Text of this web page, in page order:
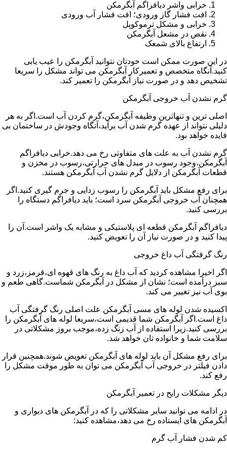
خرابی واشر دیافراگم آبگرمکن
افت فشار گاز ورودی؛ افت فشار آب ورودی
خرابی و مشکل ترموکوپل
نقص در مشعل آبگرمکن
ارتفاع بالای شمعک
در این صورت ممکن است خودتان نتوانید آبگرمکن را عیب یابی
کنید.آنگاه متخصص و تعمیرکار آبگرمکن می تواند مشکل را سریعا
تشخیص دهد و در صورت نیاز آبگرمکن را تعمیر کند.
گرم نشدن آب خروجی آبگرمکن
اصلی ترین و تنهاترین وظیفه آبگرمکن،گرم کردن آب است.اگر به هر
دلیلی نتواند از عهده گرم شدن آب برآید،آنگاه وجودش در ساختمان بی
فایده خواهد بود.
گرم نشدن آب به علت های متفاوتی رخ می دهد.خرابی دیافراگم
آبگرمکن،وجود رسوب در مبدل های حرارتی،رسوب در مخزن و
قطعات آبگرمکن از دلایل گرم نشدن آب آبگرمکن هستند.
برای رفع مشکل باید آبگرمکن را رسوب زدایی و جرم گیری کنید.اگر
همچنان آب خروجی آبگرمکن سرد است؛ باید دیافراگم دستگاه را
بررسی کنید.
دیافراگم آبگرمکن قطعه ای پلاستیکی و مشابه یک واشر است.آن را
پیدا کنید و در صورت نیاز آن را تعویض کنید.
رنگ گرفتگی آب داغ خروجی
اگر اخیرا مشاهده کردید که آب داغ به رنگ های قهوه ای،قرمز،زرد و
سبز درآمده است؛ نشان از مشکل در آبگرمکن شماست.گاهی طعم و
بوی آب نیز تغییر می کند.
اکسیده شدن لوله های مسی آبگرمکن علت اصلی رنگ گرفتگی آب
داغ است.اگر آبگرمکن شما قدیمی است،سریعا لوله های آبگرمکن را
بررسی کنید.زیرا استفاده از آب زنگ زده،موجب بروز مشکلاتی در
سلامت شما و خانواده تان خواهد شد.
برای رفع مشکل آن باید لوله های آبگرمکن تعویض شوند.همچنین قرار
دادن فیلتر در خروجی آب آبگرمکن می توان به طور موقت مشکل را
رفع کند.
دیگر مشکلات رایج در تعمیر آبگرمکن
در ادامه می توانید سایر مشکلاتی را که در آبگرمکن های دیواری و
آبگرمکن های ایستاده رخ می دهد،مشاهده کنید:
کم شدن فشار آب گرم